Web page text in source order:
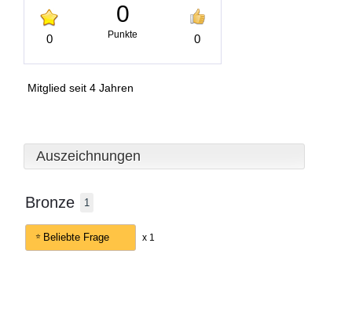
0
0
Punkte 0
Mitglied seit 4 Jahren
Auszeichnungen
Bronze 1
Beliebte Frage x 1